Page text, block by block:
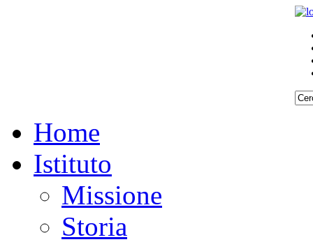
Home
Istituto
Missione
Storia